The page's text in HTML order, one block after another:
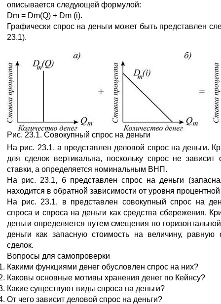
описывается следующей формулой:
Dm = Dm(Q) + Dm (i).
Графически спрос на деньги может быть представлен
23.1).
Рис. 23.1. Совокупный спрос на деньги
На рис. 23.1, а представлен деловой спрос на деньги.
для сделок вертикальна, поскольку спрос не зависит
ставки, а определяется номинальным ВНП.
На рис. 23.1, б представлен спрос на деньги
находится в обратной зависимости от уровня процентной
На рис. 23.1, в представлен совокупный спрос на
спроса и спроса на деньги как средства сбережения.
деньги определяется путем смещения по
деньги как запасную стоимость на величину, равную
сделок.
Вопросы для самопроверки
Какими функциями денег обусловлен спрос на них?
Каковы основные мотивы хранения денег по Кейнсу?
Какие существуют виды спроса на деньги?
От чего зависит деловой спрос на деньги?